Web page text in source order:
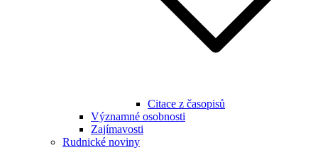
Citace z časopisů
Významné osobnosti
Zajímavosti
Rudnické noviny